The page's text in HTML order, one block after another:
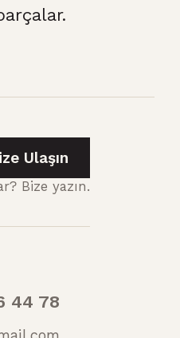
Ulaşın
Bize yazın.
44 78